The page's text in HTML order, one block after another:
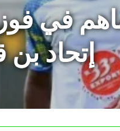
في
إتحاد بن